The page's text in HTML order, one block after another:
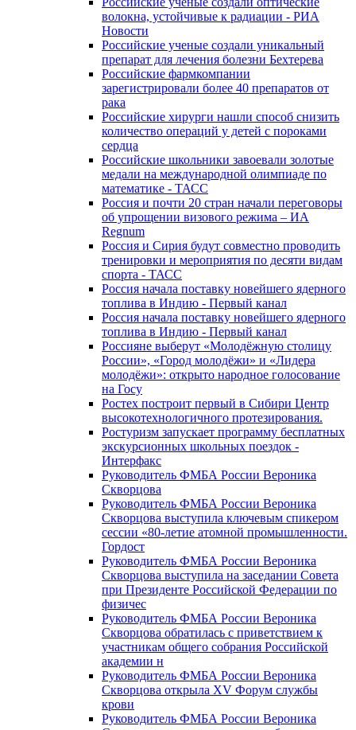
волокна, устойчивые к радиации - РИА
Новости
Российские ученые создали уникальный
препарат для лечения болезни Бехтерева
Российские фармкомпании
зарегистрировали более 40 препаратов от
рака
Российские хирурги нашли способ снизить
количество операций у детей с пороками
сердца
Российские школьники завоевали золотые
медали на международной олимпиаде по
математике - ТАСС
Россия и почти 20 стран начали переговоры
об упрощении визового режима – ИА
Regnum
Россия и Сирия будут совместно проводить
тренировки и мероприятия по десяти видам
спорта - ТАСС
Россия начала поставку новейшего ядерного
топлива в Индию - Первый канал
Россия начала поставку новейшего ядерного
топлива в Индию - Первый канал
Россияне выберут «Молодёжную столицу
России», «Город молодёжи» и «Лидера
молодёжи»: открыто народное голосование
на Госу
Ростех построит первый в Сибири Центр
высокотехнологичного протезирования.
Ростуризм запускает программу бесплатных
экскурсионных школьных поездок -
Интерфакс
Руководитель ФМБА России Вероника
Скворцова
Руководитель ФМБА России Вероника
Скворцова выступила ключевым спикером
сессии «80-летие атомной промышленности.
Гордост
Руководитель ФМБА России Вероника
Скворцова выступила на заседании Совета
при Президенте Российской Федерации по
физичес
Руководитель ФМБА России Вероника
Скворцова обратилась с приветствием к
участникам общего собрания Российской
академии н
Руководитель ФМБА России Вероника
Скворцова открыла XV Форум службы
крови
Руководитель ФМБА России Вероника